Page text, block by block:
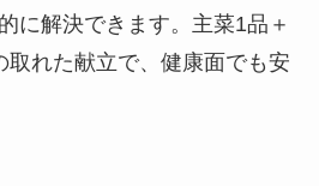
に解決できます。主菜1品＋
取れた献立で、健康面でも安